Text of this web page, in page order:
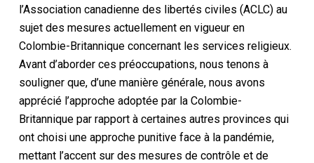
l’Association canadienne des libertés civiles (ACLC) au
sujet des mesures actuellement en vigueur en
Colombie-Britannique concernant les services religieux.
Avant d’aborder ces préoccupations, nous tenons à
souligner que, d’une manière générale, nous avons
apprécié l’approche adoptée par la Colombie-
Britannique par rapport à certaines autres provinces qui
ont choisi une approche punitive face à la pandémie,
mettant l’accent sur des mesures de contrôle et de